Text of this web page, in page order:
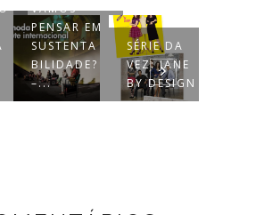
VAMOS
PENSAR EM
SUSTENTA
BILIDADE?
–...
SÉRIE DA
VEZ: JANE
BY DESIGN